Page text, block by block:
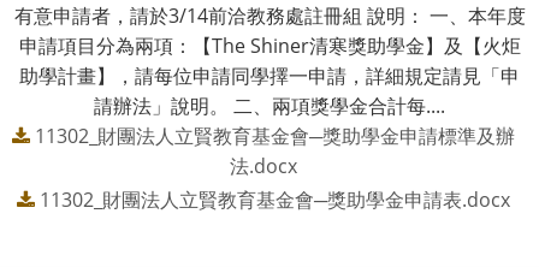
有意申請者，請於3/14前洽教務處註冊組 說明： 一、本年度
申請項目分為兩項：【The Shiner清寒獎助學金】及【火炬
助學計畫】，請每位申請同學擇一申請，詳細規定請見「申
請辦法」說明。 二、兩項獎學金合計每....
11302_財團法人立賢教育基金會─獎助學金申請標準及辦
法.docx
11302_財團法人立賢教育基金會─獎助學金申請表.docx